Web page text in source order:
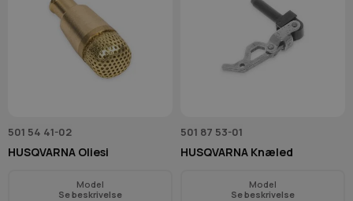
501 54 41-02
HUSQVARNA Oliesi
Model
Se beskrivelse
501 87 53-01
HUSQVARNA Knæled
Model
Se beskrivelse